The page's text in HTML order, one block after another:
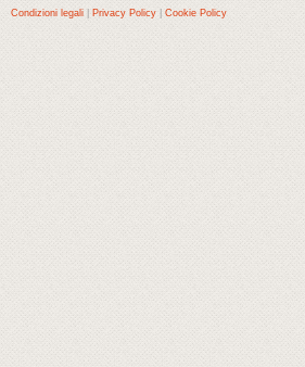
Condizioni legali
Privacy Policy Cookie Policy